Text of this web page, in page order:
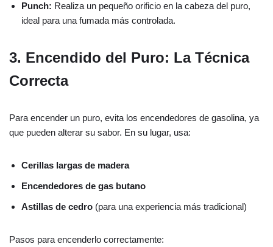
Punch: Realiza un pequeño orificio en la cabeza del puro,
ideal para una fumada más controlada.
3. Encendido del Puro: La Técnica
Correcta
Para encender un puro, evita los encendedores de gasolina, ya
que pueden alterar su sabor. En su lugar, usa:
Cerillas largas de madera
Encendedores de gas butano
Astillas de cedro (para una experiencia más tradicional)
Pasos para encenderlo correctamente: